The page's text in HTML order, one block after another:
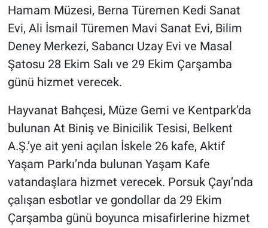
Hamam Müzesi, Berna Türemen Kedi Sanat
Evi, Ali İsmail Türemen Mavi Sanat Evi, Bilim
Deney Merkezi, Sabancı Uzay Evi ve Masal
Şatosu 28 Ekim Salı ve 29 Ekim Çarşamba
günü hizmet verecek.
Hayvanat Bahçesi, Müze Gemi ve Kentpark’da
bulunan At Biniş ve Binicilik Tesisi, Belkent
A.Ş.’ye ait yeni açılan İskele 26 kafe, Aktif
Yaşam Parkı’nda bulunan Yaşam Kafe
vatandaşlara hizmet verecek. Porsuk Çayı’nda
çalışan esbotlar ve gondollar da 29 Ekim
Çarşamba günü boyunca misafirlerine hizmet